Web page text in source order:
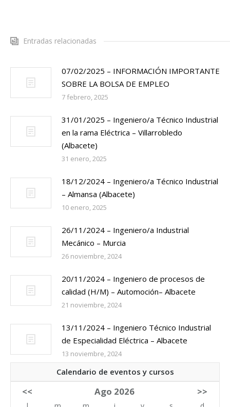
Entradas relacionadas
07/02/2025 – INFORMACIÓN IMPORTANTE
SOBRE LA BOLSA DE EMPLEO
7 febrero, 2025
31/01/2025 – Ingeniero/a Técnico Industrial
en la rama Eléctrica – Villarrobledo
(Albacete)
31 enero, 2025
18/12/2024 – Ingeniero/a Técnico Industrial
– Almansa (Albacete)
10 enero, 2025
26/11/2024 – Ingeniero/a Industrial
Mecánico – Murcia
26 noviembre, 2024
20/11/2024 – Ingeniero de procesos de
calidad (H/M) – Automoción– Albacete
21 noviembre, 2024
13/11/2024 – Ingeniero Técnico Industrial
de Especialidad Eléctrica – Albacete
13 noviembre, 2024
Calendario de eventos y cursos
<< Ago 2026 >>